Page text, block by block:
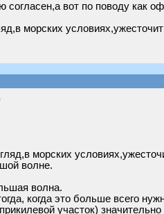
согласен,а вот по поводу как
морских
морских
волне.
волна.
когда это больше всего
участок)